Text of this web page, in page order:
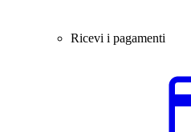
Ricevi i pagamenti